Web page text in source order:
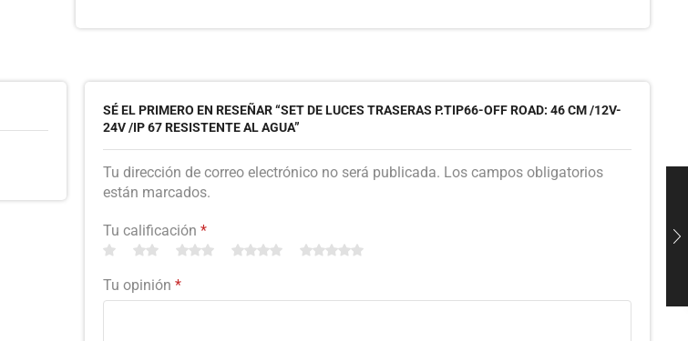
SÉ EL PRIMERO EN RESEÑAR “SET DE LUCES TRASERAS P.TIP66-OFF ROAD: 46 CM /12V-
24V /IP 67 RESISTENTE AL AGUA”
Tu dirección de correo electrónico no será publicada. Los campos obligatorios
están marcados.
Tu calificación *
Tu opinión *